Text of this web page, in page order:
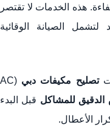
هذه الخدمات لا تقتصر
الصيانة الوقائية
تصليح مكيفات دبي
(AC
الدقيق للمشاكل قبل البدء
الأعطال.